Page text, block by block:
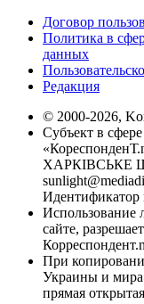
Договор
Политика в
данных
Редакция
© 2000-2026,
Субъект в
ХАРКІВСЬКЕ
Идентификатор
Использование
сайте,
При
Украины и
прямая